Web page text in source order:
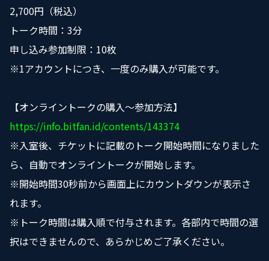
2,700円（税込）
トーク時間：3分
申し込み参加制限：10枚
※1アカウントにつき、一度のみ購入が可能です。
【オンライントークの購入〜参加方法】
https://info.bitfan.id/contents/143374
※入室後、チケットに記載のトーク開始時間になりました
ら、自動でオンライントークが開始します。
※開始時間30秒前から画面上にカウントダウンが表示さ
れます。
※トーク時間は購入順で付与されます。各部内で時間の選
択はできませんので、あらかじめご了承ください。